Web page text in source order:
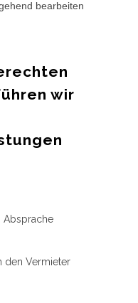
bearbeiten
wir
Absprache
den Vermieter